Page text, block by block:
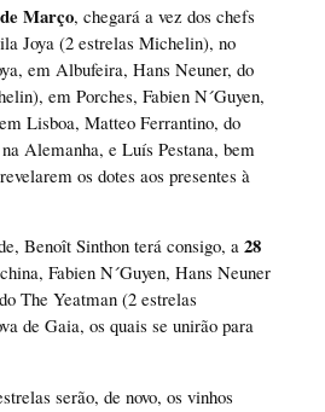
Março, chegará a vez dos chefs
Joya (2 estrelas Michelin), no
em Albufeira, Hans Neuner, do
em Porches, Fabien N´Guyen,
Lisboa, Matteo Ferrantino, do
Alemanha, e Luís Pestana, bem
os dotes aos presentes à
Benoît Sinthon terá consigo, a 28
Fabien N´Guyen, Hans Neuner
The Yeatman (2 estrelas
de Gaia, os quais se unirão para
serão, de novo, os vinhos